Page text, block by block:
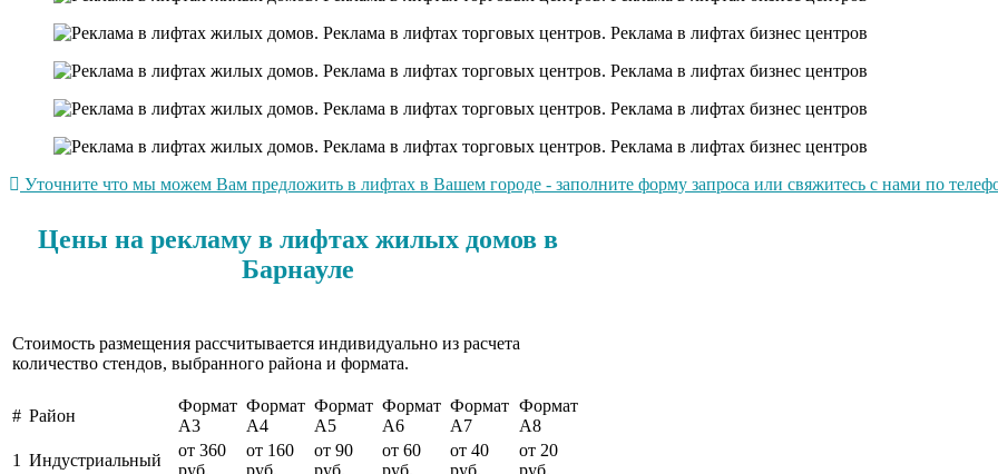
Уточните что мы можем Вам предложить в лифтах в Вашем городе - заполните форму запроса или свяжитесь с нами по
Цены на рекламу в лифтах жилых домов в
Барнауле
Стоимость размещения рассчитывается индивидуально из расчета
количество стендов, выбранного района и формата.
# Район
Формат
A3
Формат
A4
Формат
A5
Формат
A6
Формат
A7
Формат
A8
1 Индустриальный
от 360
от 160
от 90
от 60
от 40
от 20